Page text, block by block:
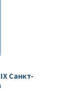
Санкт-